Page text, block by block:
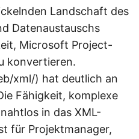
Landschaft des
Datenaustauschs
Microsoft Project-
konvertieren.
xml/) hat deutlich an
Fähigkeit, komplexe
in das XML-
für Projektmanager,